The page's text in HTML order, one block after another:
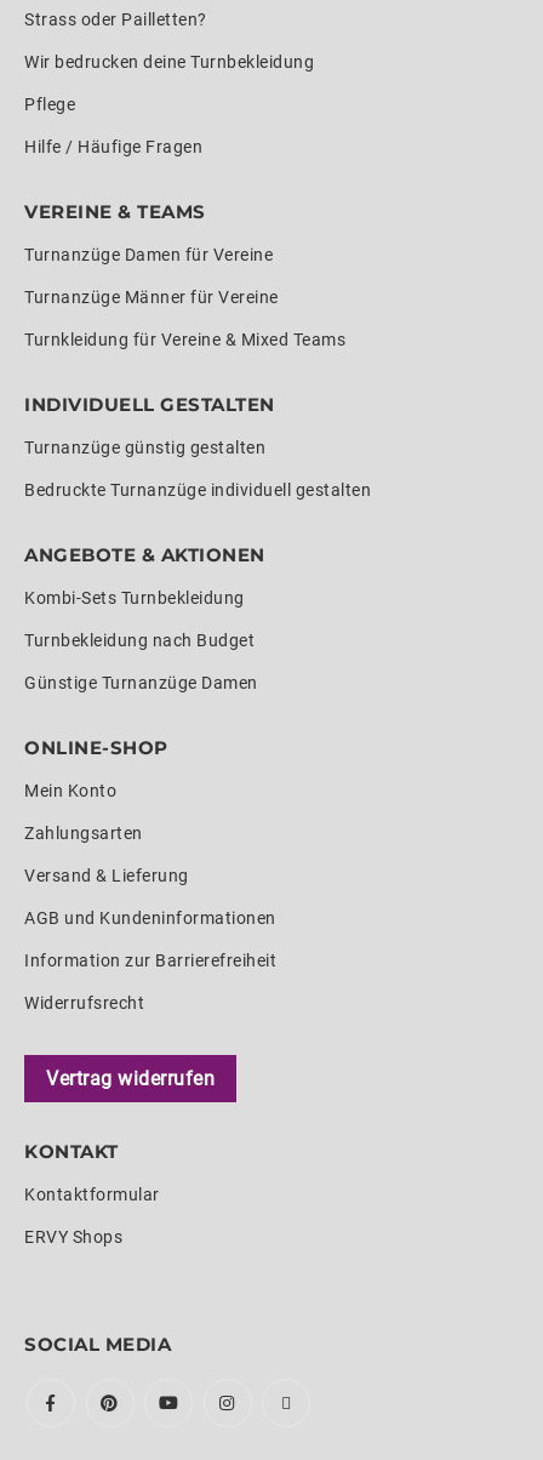
Strass oder Pailletten?
Wir bedrucken deine Turnbekleidung
Pflege
Hilfe / Häufige Fragen
VEREINE & TEAMS
Turnanzüge Damen für Vereine
Turnanzüge Männer für Vereine
Turnkleidung für Vereine & Mixed Teams
INDIVIDUELL GESTALTEN
Turnanzüge günstig gestalten
Bedruckte Turnanzüge individuell gestalten
ANGEBOTE & AKTIONEN
Kombi-Sets Turnbekleidung
Turnbekleidung nach Budget
Günstige Turnanzüge Damen
ONLINE-SHOP
Mein Konto
Zahlungsarten
Versand & Lieferung
AGB und Kundeninformationen
Information zur Barrierefreiheit
Widerrufsrecht
Vertrag widerrufen
KONTAKT
Kontaktformular
ERVY Shops
SOCIAL MEDIA